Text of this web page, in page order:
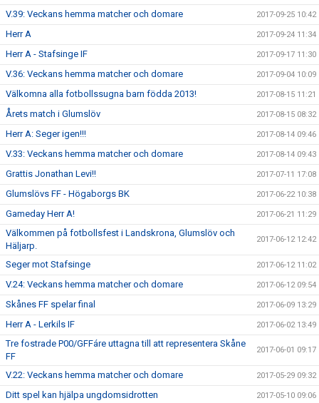
V.39: Veckans hemma matcher och domare 2017-09-25 10:42
Herr A 2017-09-24 11:34
Herr A - Stafsinge IF 2017-09-17 11:30
V.36: Veckans hemma matcher och domare 2017-09-04 10:09
Välkomna alla fotbollssugna barn födda 2013! 2017-08-15 11:21
Årets match i Glumslöv 2017-08-15 08:32
Herr A: Seger igen!!! 2017-08-14 09:46
V.33: Veckans hemma matcher och domare 2017-08-14 09:43
Grattis Jonathan Levi!! 2017-07-11 17:08
Glumslövs FF - Högaborgs BK 2017-06-22 10:38
Gameday Herr A! 2017-06-21 11:29
Välkommen på fotbollsfest i Landskrona, Glumslöv och
Häljarp.
2017-06-12 12:42
Seger mot Stafsinge 2017-06-12 11:02
V.24: Veckans hemma matcher och domare 2017-06-12 09:54
Skånes FF spelar final 2017-06-09 13:29
Herr A - Lerkils IF 2017-06-02 13:49
Tre fostrade P00/GFFáre uttagna till att representera Skåne
FF
2017-06-01 09:17
V.22: Veckans hemma matcher och domare 2017-05-29 09:32
Ditt spel kan hjälpa ungdomsidrotten 2017-05-10 09:06